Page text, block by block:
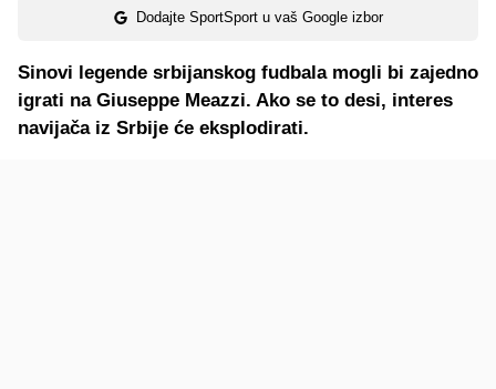
Dodajte SportSport u vaš Google izbor
Sinovi legende srbijanskog fudbala mogli bi zajedno
igrati na Giuseppe Meazzi. Ako se to desi, interes
navijača iz Srbije će eksplodirati.